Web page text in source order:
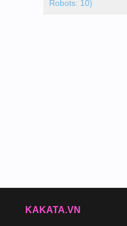
Robots: 10)
KAKATA.VN